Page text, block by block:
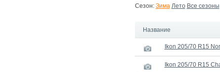
Сезон: Зима Лето Все сезоны
Название
Ikon 205/70 R15
Ikon 205/70 R15